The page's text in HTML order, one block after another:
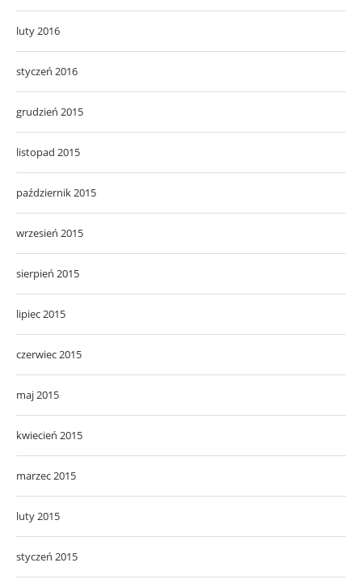
luty 2016
styczeń 2016
grudzień 2015
listopad 2015
październik 2015
wrzesień 2015
sierpień 2015
lipiec 2015
czerwiec 2015
maj 2015
kwiecień 2015
marzec 2015
luty 2015
styczeń 2015